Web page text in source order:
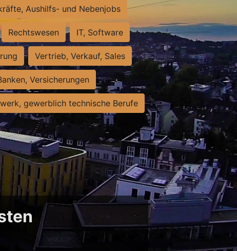
Aushilfs- und Nebenjobs
Rechtswesen IT, Software
Vertrieb, Verkauf, Sales
Versicherungen
gewerblich technische Berufe